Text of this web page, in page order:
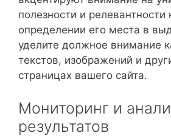
полезности и релевантности
определении его места в
уделите должное внимание
текстов, изображений и
страницах вашего сайта.
Мониторинг и
результатов